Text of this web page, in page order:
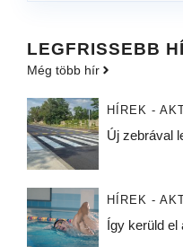
LEGFRISSEBB
Még több hír
HÍREK -
Új zebrával
HÍREK -
Így kerüld el